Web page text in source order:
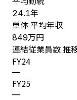
24.1年
単体 平均年収
849万円
連結従業員数 推
FY24
—
FY25
—